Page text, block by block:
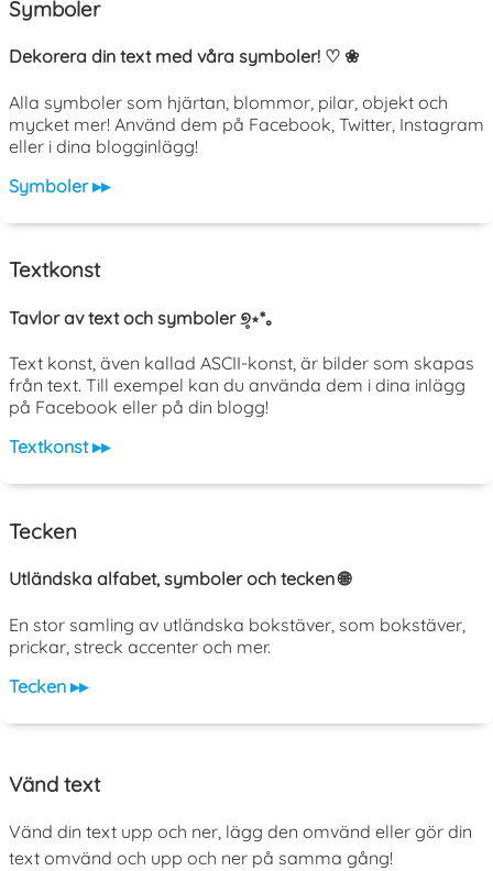
Symboler
Dekorera din text med våra symboler! ♡ ❀
Alla symboler som hjärtan, blommor, pilar, objekt och
mycket mer! Använd dem på Facebook, Twitter, Instagram
eller i dina blogginlägg!
Symboler ▸▸
Textkonst
Tavlor av text och symboler ୭̥⋆*｡
Text konst, även kallad ASCII-konst, är bilder som skapas
från text. Till exempel kan du använda dem i dina inlägg
på Facebook eller på din blogg!
Textkonst ▸▸
Tecken
Utländska alfabet, symboler och tecken 🌐
En stor samling av utländska bokstäver, som bokstäver,
prickar, streck accenter och mer.
Tecken ▸▸
Vänd text
Vänd din text upp och ner, lägg den omvänd eller gör din
text omvänd och upp och ner på samma gång!